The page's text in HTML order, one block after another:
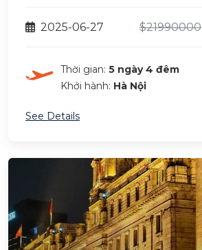
2025-06-27 $21990000
Thời gian: 5 ngày 4 đêm
Khởi hành: Hà Nội
See Details